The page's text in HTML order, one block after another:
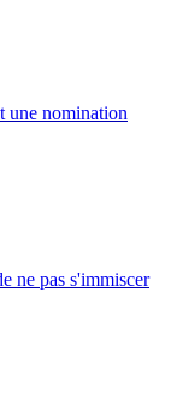
une nomination
ne pas s'immiscer